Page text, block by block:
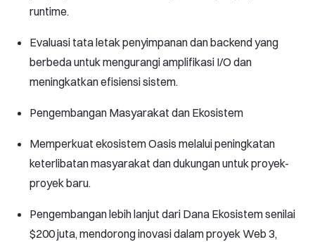
runtime.
Evaluasi tata letak penyimpanan dan backend yang
berbeda untuk mengurangi amplifikasi I/O dan
meningkatkan efisiensi sistem.
Pengembangan Masyarakat dan Ekosistem
Memperkuat ekosistem Oasis melalui peningkatan
keterlibatan masyarakat dan dukungan untuk proyek-
proyek baru.
Pengembangan lebih lanjut dari Dana Ekosistem senilai
$200 juta, mendorong inovasi dalam proyek Web 3,